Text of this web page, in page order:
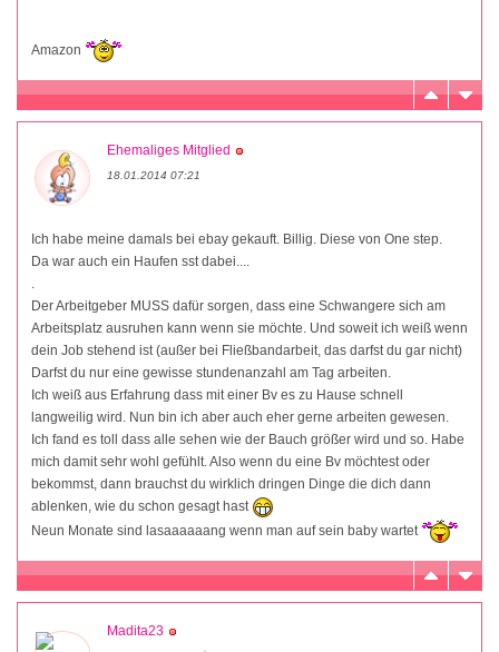
Amazon
Ehemaliges Mitglied
18.01.2014 07:21
Ich habe meine damals bei ebay gekauft. Billig. Diese von One step.
Da war auch ein Haufen sst dabei....
Der Arbeitgeber MUSS dafür sorgen, dass eine Schwangere sich am
Arbeitsplatz ausruhen kann wenn sie möchte. Und soweit ich weiß wenn
dein Job stehend ist (außer bei Fließbandarbeit, das darfst du gar nicht)
Darfst du nur eine gewisse stundenanzahl am Tag arbeiten.
Ich weiß aus Erfahrung dass mit einer Bv es zu Hause schnell
langweilig wird. Nun bin ich aber auch eher gerne arbeiten gewesen.
Ich fand es toll dass alle sehen wie der Bauch größer wird und so. Habe
mich damit sehr wohl gefühlt. Also wenn du eine Bv möchtest oder
bekommst, dann brauchst du wirklich dringen Dinge die dich dann
ablenken, wie du schon gesagt hast
Neun Monate sind lasaaaaaang wenn man auf sein baby wartet
Madita23